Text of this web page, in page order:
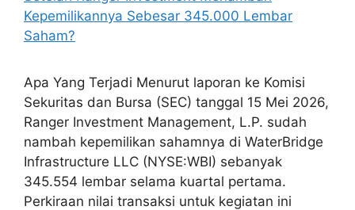
Apa Yang Terjadi Menurut laporan ke Komisi
Sekuritas dan Bursa (SEC) tanggal 15 Mei 2026,
Ranger Investment Management, L.P. sudah
nambah kepemilikan sahamnya di WaterBridge
Infrastructure LLC (NYSE:WBI) sebanyak
345.554 lembar selama kuartal pertama.
Perkiraan nilai transaksi untuk kegiatan ini